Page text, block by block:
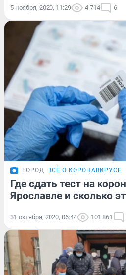
5 ноября, 2020, 11:29 4 714 6
ГОРОД ВСЁ О КОРОНАВИРУСЕ
Где сдать тест на
Ярославле и сколько
31 октября, 2020, 06:44 101 861